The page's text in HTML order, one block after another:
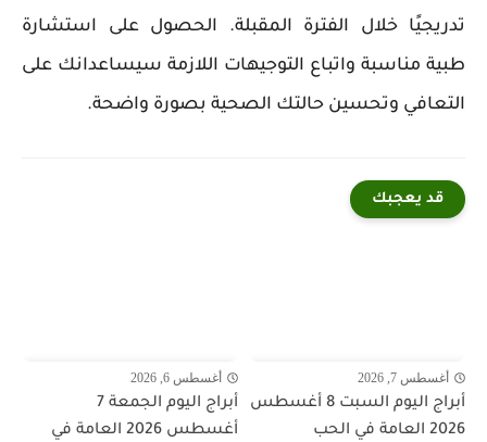
تدريجيًا خلال الفترة المقبلة. الحصول على استشارة
طبية مناسبة واتباع التوجيهات اللازمة سيساعدانك على
التعافي وتحسين حالتك الصحية بصورة واضحة.
قد يعجبك
أغسطس 7, 2026
أبراج اليوم السبت 8 أغسطس
2026 العامة في الحب
أغسطس 6, 2026
أبراج اليوم الجمعة 7
أغسطس 2026 العامة في